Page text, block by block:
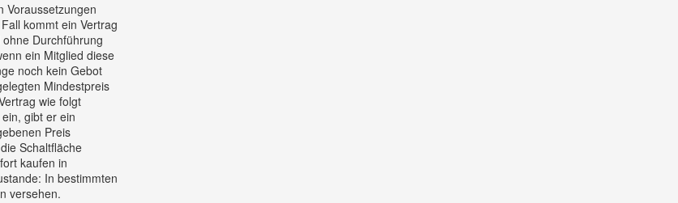
Voraussetzungen
kommt ein Vertrag
Durchführung
ein Mitglied diese
noch kein Gebot
Mindestpreis
wie folgt
gibt er ein
Preis
Schaltfläche
kaufen in
In bestimmten
versehen.